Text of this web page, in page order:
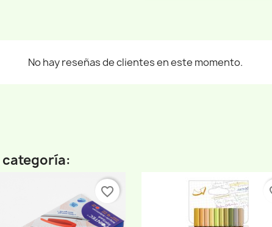
No hay reseñas de clientes en este momento.
categoría:
favorite_border